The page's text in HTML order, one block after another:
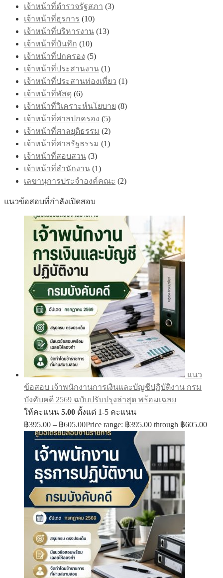
เจ้าหน้าที่ตำรวจรัฐสภา (3)
เจ้าหน้าที่ธุรการ (10)
เจ้าหน้าที่บริหารงาน (13)
เจ้าหน้าที่บันทึก (10)
เจ้าหน้าที่ปกครอง (5)
เจ้าหน้าที่ประสานงาน (1)
เจ้าหน้าที่ประสานท่องเที่ยว (1)
เจ้าหน้าที่พัสดุ (6)
เจ้าหน้าที่วิเคราะห์นโยบาย (8)
เจ้าหน้าที่ศาลปกครอง (5)
เจ้าหน้าที่ศาลยุติธรรม (2)
เจ้าหน้าที่ศาลรัฐธรรม (1)
เจ้าหน้าที่สอบสวน (3)
เจ้าหน้าที่สำนักงาน (1)
เลขานุการประจำองค์คณะ (2)
แนวข้อสอบที่กำลังเปิดสอบ
แนว
ข้อสอบ เจ้าพนักงานการเงินและบัญชีปฏิบัติงาน กรม
บังคับคดี 2569 ฉบับปรับปรุงล่าสุด พร้อมเฉลย
ให้คะแนน 5.00 ตั้งแต่ 1-5 คะแนน
฿395.00 – ฿605.00Price range: ฿395.00 through ฿605.00